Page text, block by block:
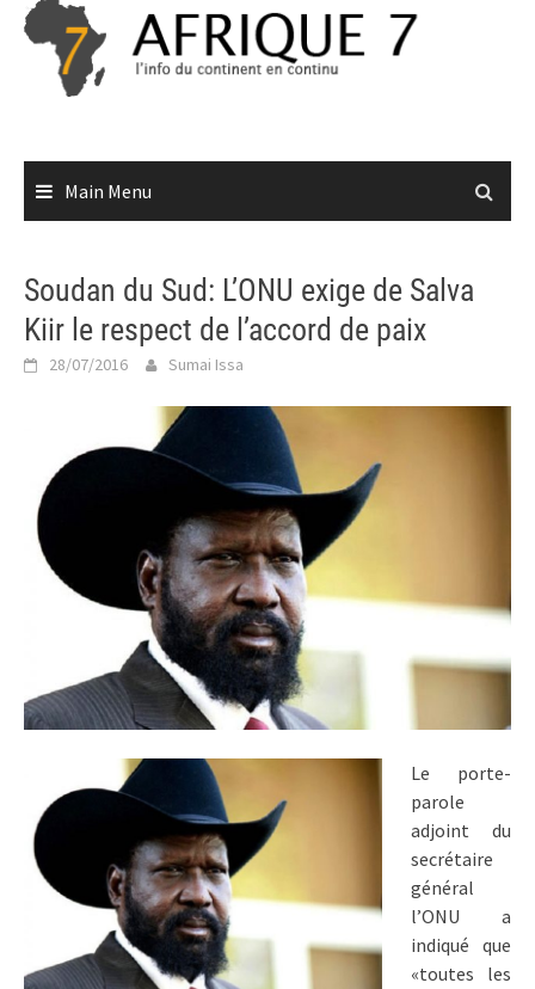
Skip
content
Main Menu
Soudan du Sud: L’ONU exige de Salva
Kiir le respect de l’accord de paix
28/07/2016 Sumai Issa
Le porte-
parole
adjoint du
secrétaire
général
l’ONU a
indiqué que
«toutes les